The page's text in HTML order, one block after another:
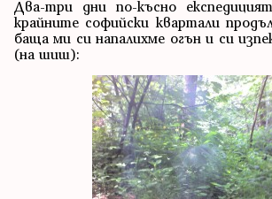
Два-три дни по-късно
крайните софийски квартали
баща ми си напалихме огън и си
(на шиш):